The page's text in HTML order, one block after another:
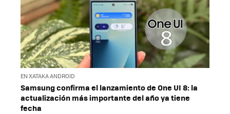
EN XATAKA ANDROID
Samsung confirma el lanzamiento de One UI 8: la
actualización más importante del año ya tiene
fecha